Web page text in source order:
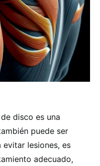
disco es una
puede ser
lesiones, es
adecuado,